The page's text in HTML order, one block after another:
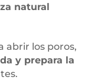
natural
abrir los poros,
y prepara la